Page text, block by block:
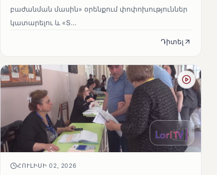
բաժանման մասին» օրենքում փոփոխություններ
կատարելու և «Տ...
Դիտել
ՀՈՒԼԻՍԻ 02, 2026